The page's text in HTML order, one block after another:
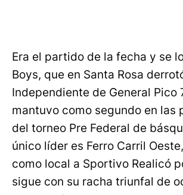
Era el partido de la fecha y se
Boys, que en Santa Rosa
Independiente de General Pico
mantuvo como segundo en las
del torneo Pre Federal de
único líder es Ferro Carril
como local a Sportivo Realicó
sigue con su racha triunfal de